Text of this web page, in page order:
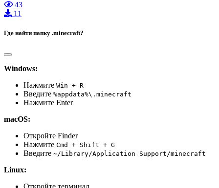
43
11
Где найти папку .minecraft?
Windows:
Нажмите Win + R
Введите %appdata%\.minecraft
Нажмите Enter
macOS:
Откройте Finder
Нажмите Cmd + Shift + G
Введите ~/Library/Application Support/minecraft
Linux:
Откройте терминал